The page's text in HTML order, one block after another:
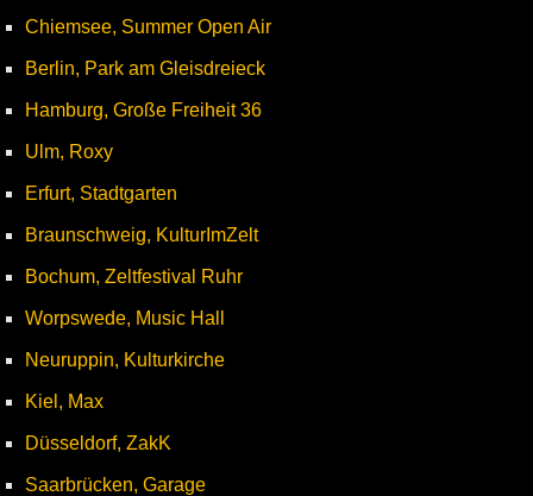
Chiemsee, Summer Open Air
Berlin, Park am Gleisdreieck
Hamburg, Große Freiheit 36
Ulm, Roxy
Erfurt, Stadtgarten
Braunschweig, KulturImZelt
Bochum, Zeltfestival Ruhr
Worpswede, Music Hall
Neuruppin, Kulturkirche
Kiel, Max
Düsseldorf, ZakK
Saarbrücken, Garage